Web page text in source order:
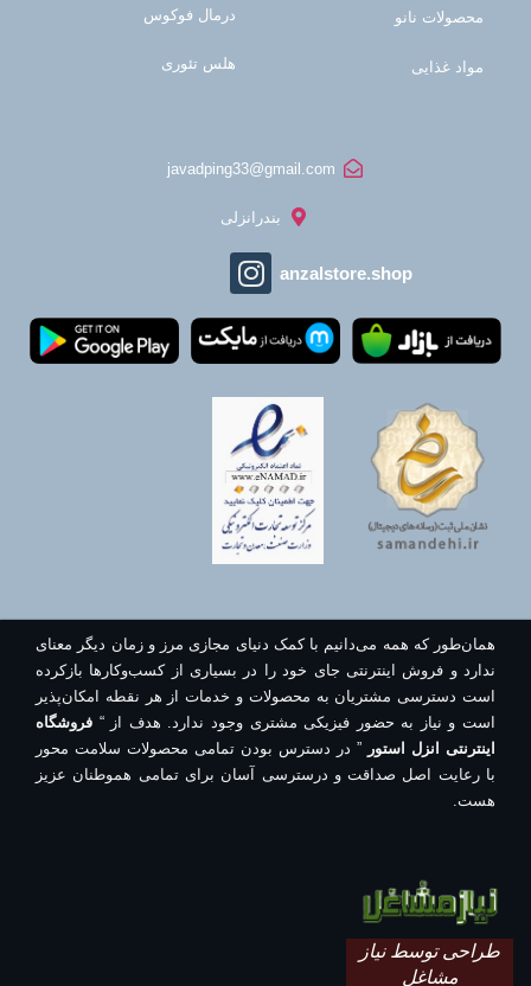
محصولات نانو
مواد غذایی
درمال فوکوس
هلس تئوری
javadping33@gmail.com
بندرانزلی
anzalstore.shop
همان‌طور که همه می‌دانیم با کمک دنیای مجازی مرز و زمان دیگر معنای
ندارد و فروش اینترنتی جای خود را در بسیاری از کسب‌وکارها بازکرده
است دسترسی مشتریان به محصولات و خدمات از هر نقطه امکان‌پذیر
است و نیاز به حضور فیزیکی مشتری وجود ندارد. هدف از “ فروشگاه
اینترنتی انزل استور ” در دسترس بودن تمامی محصولات سلامت محور
با رعایت اصل صداقت و درسترسی آسان برای تمامی هموطنان عزیز
هست.
طراحی توسط نیاز
مشاغل